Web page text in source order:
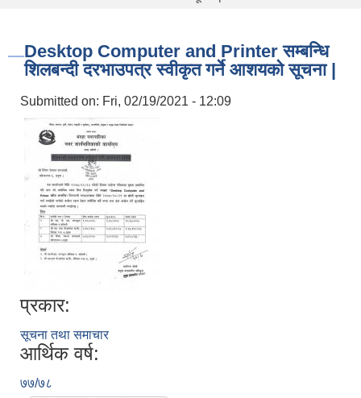
Desktop Computer and Printer सम्बन्धि
शिलबन्दी दरभाउपत्र स्वीकृत गर्ने आशयको सूचना |
Submitted on: Fri, 02/19/2021 - 12:09
प्रकार:
सूचना तथा समाचार
आर्थिक वर्ष:
७७/७८